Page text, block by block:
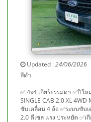
Updated :24/06/2026
สีดำ
✅ 4x4 เกียร์ธรรมดา ✅ปีใ
SINGLE CAB 2.0 XL
ขับเคลื่อน 4 ล้อ ✅ระบบขับ
2.0 ดีเซล แรง ประหยัด ✅